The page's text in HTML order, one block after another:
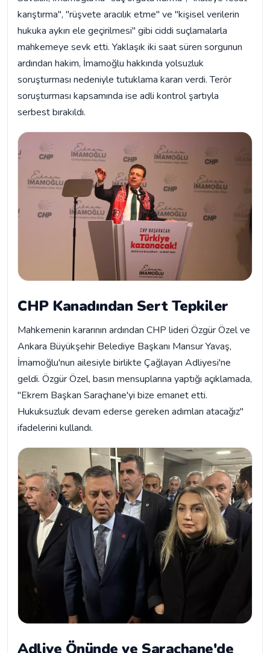
karıştırma", "rüşvete aracılık etme" ve "kişisel verilerin
hukuka aykırı ele geçirilmesi" gibi ciddi suçlamalarla
mahkemeye sevk etti. Yaklaşık iki saat süren sorgunun
ardından hakim, İmamoğlu hakkında yolsuzluk
soruşturması nedeniyle tutuklama kararı verdi. Terör
soruşturması kapsamında ise adli kontrol şartıyla
serbest bırakıldı.
CHP Kanadından Sert Tepkiler
Mahkemenin kararının ardından CHP lideri Özgür Özel ve
Ankara Büyükşehir Belediye Başkanı Mansur Yavaş,
İmamoğlu'nun ailesiyle birlikte Çağlayan Adliyesi'ne
geldi. Özgür Özel, basın mensuplarına yaptığı açıklamada,
"Ekrem Başkan Saraçhane'yi bize emanet etti.
Hukuksuzluk devam ederse gereken adımları atacağız"
ifadelerini kullandı.
Adliye Önünde ve Saraçhane'de